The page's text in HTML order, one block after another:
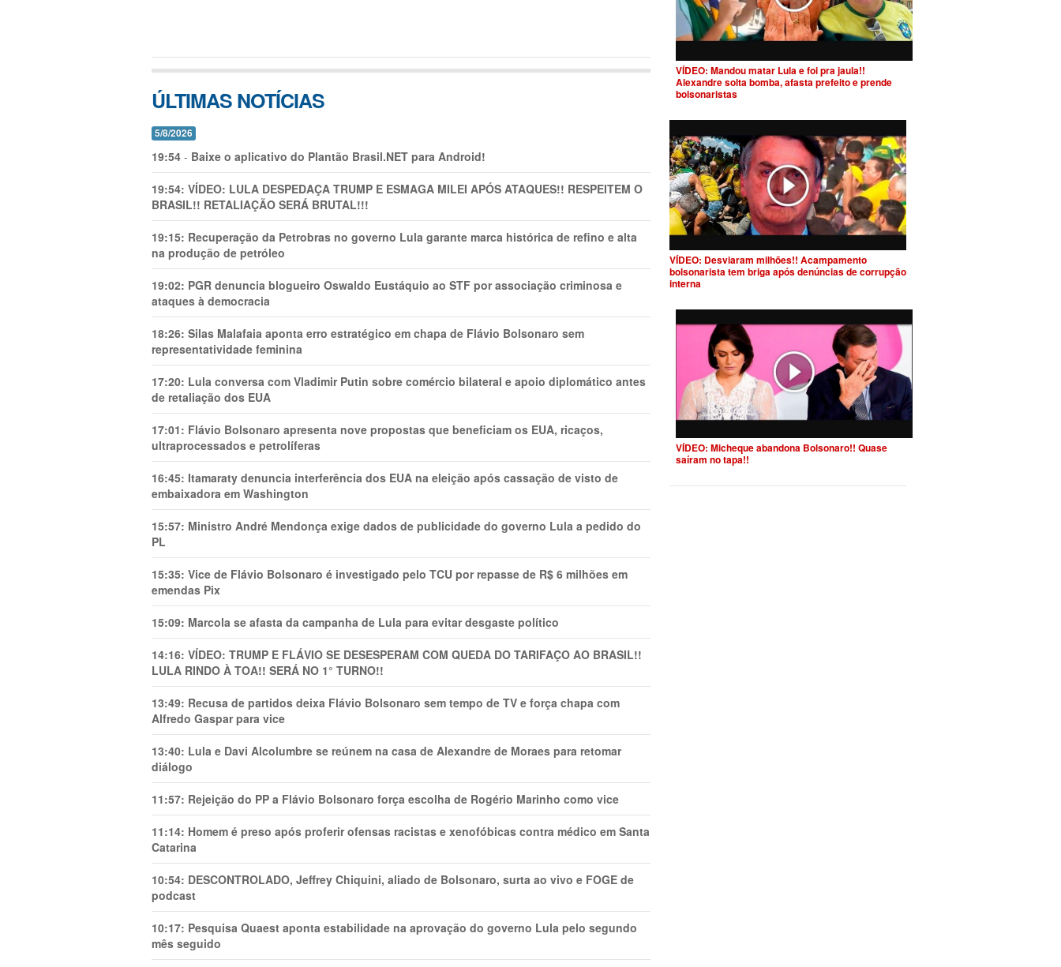
ÚLTIMAS NOTÍCIAS
5/8/2026
19:54 - Baixe o aplicativo do Plantão Brasil.NET para Android!
19:54: VÍDEO: LULA DESPEDAÇA TRUMP E ESMAGA MILEI APÓS ATAQUES!! RESPEITEM O
BRASIL!! RETALIAÇÃO SERÁ BRUTAL!!!
19:15: Recuperação da Petrobras no governo Lula garante marca histórica de refino e alta
na produção de petróleo
19:02: PGR denuncia blogueiro Oswaldo Eustáquio ao STF por associação criminosa e
ataques à democracia
18:26: Silas Malafaia aponta erro estratégico em chapa de Flávio Bolsonaro sem
representatividade feminina
17:20: Lula conversa com Vladimir Putin sobre comércio bilateral e apoio diplomático antes
de retaliação dos EUA
17:01: Flávio Bolsonaro apresenta nove propostas que beneficiam os EUA, ricaços,
ultraprocessados e petrolíferas
16:45: Itamaraty denuncia interferência dos EUA na eleição após cassação de visto de
embaixadora em Washington
15:57: Ministro André Mendonça exige dados de publicidade do governo Lula a pedido do
PL
15:35: Vice de Flávio Bolsonaro é investigado pelo TCU por repasse de R$ 6 milhões em
emendas Pix
15:09: Marcola se afasta da campanha de Lula para evitar desgaste político
14:16: VÍDEO: TRUMP E FLÁVIO SE DESESPERAM COM QUEDA DO TARIFAÇO AO BRASIL!!
LULA RINDO À TOA!! SERÁ NO 1° TURNO!!
13:49: Recusa de partidos deixa Flávio Bolsonaro sem tempo de TV e força chapa com
Alfredo Gaspar para vice
13:40: Lula e Davi Alcolumbre se reúnem na casa de Alexandre de Moraes para retomar
diálogo
11:57: Rejeição do PP a Flávio Bolsonaro força escolha de Rogério Marinho como vice
11:14: Homem é preso após proferir ofensas racistas e xenofóbicas contra médico em Santa
Catarina
10:54: DESCONTROLADO, Jeffrey Chiquini, aliado de Bolsonaro, surta ao vivo e FOGE de
podcast
10:17: Pesquisa Quaest aponta estabilidade na aprovação do governo Lula pelo segundo
mês seguido
VÍDEO: Mandou matar Lula e foi pra jaula!!
Alexandre solta bomba, afasta prefeito e prende
bolsonaristas
VÍDEO: Desviaram milhões!! Acampamento
bolsonarista tem briga após denúncias de corrupção
interna
VÍDEO: Micheque abandona Bolsonaro!! Quase
saíram no tapa!!